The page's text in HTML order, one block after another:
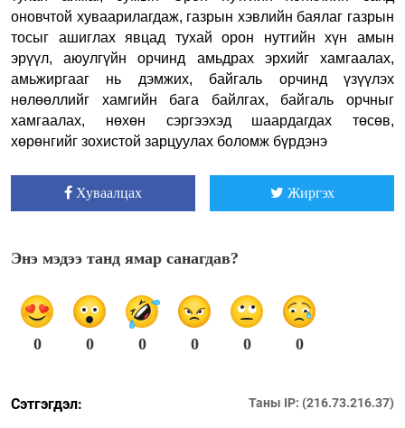
оновчтой хуваарилагдаж, газрын хэвлийн баялаг газрын
тосыг ашиглах явцад тухай орон нутгийн хүн амын
эрүүл, аюулгүйн орчинд амьдрах эрхийг хамгаалах,
амьжиргааг нь дэмжих, байгаль орчинд үзүүлэх
нөлөөллийг хамгийн бага байлгах, байгаль орчныг
хамгаалах, нөхөн сэргээхэд шаардагдах төсөв,
хөрөнгийг зохистой зарцуулах боломж бүрдэнэ
Хуваалцах Жиргэх
Энэ мэдээ танд ямар санагдав?
0 0 0 0 0 0
Сэтгэгдэл: Таны IP: (216.73.216.37)